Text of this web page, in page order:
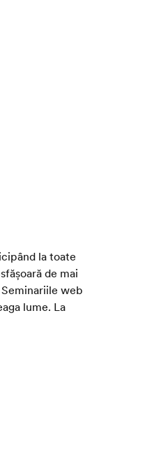
la toate
de mai
web
lume. La